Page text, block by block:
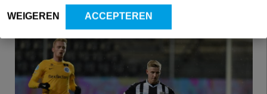
WEIGEREN ACCEPTEREN